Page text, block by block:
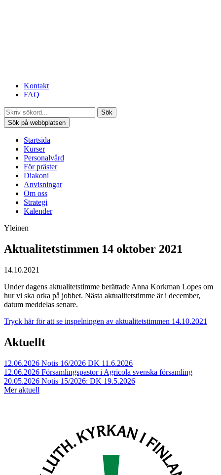
Kontakt
FAQ
Sök
Sök på webbplatsen
Startsida
Kurser
Personalvård
För präster
Diakoni
Anvisningar
Om oss
Strategi
Kalender
Yleinen
Aktualitetstimmen 14 oktober 2021
14.10.2021
Under dagens aktualitetstimme berättade Anna Korkman Lopes om
hur vi ska orka på jobbet. Nästa aktualitetstimme är i december,
datum meddelas senare.
Tryck här för att se inspelningen av aktualitetstimmen 14.10.2021
Aktuellt
12.06.2026 Notis 16/2026 DK 11.6.2026
12.06.2026 Församlingspastor i Agricola svenska församling
20.05.2026 Notis 15/2026: DK 19.5.2026
Mer aktuell